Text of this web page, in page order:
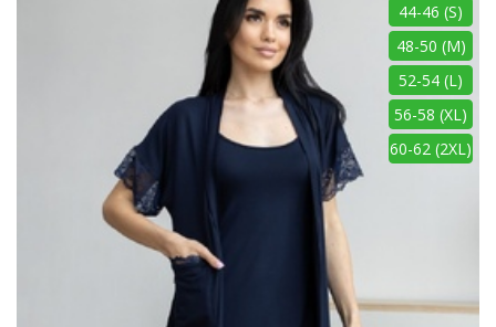
44-46 (S)
48-50 (M)
52-54 (L)
56-58 (XL)
60-62 (2XL)